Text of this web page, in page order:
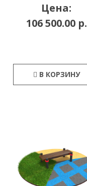
Цена:
106 500.00 р.
В КОРЗИНУ